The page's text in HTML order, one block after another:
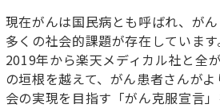
現在がんは国民病とも呼ばれ、がん
多くの社会的課題が存在しています
2019年から楽天メディカル社と全
の垣根を越えて、がん患者さんが
会の実現を目指す「がん克服宣言」